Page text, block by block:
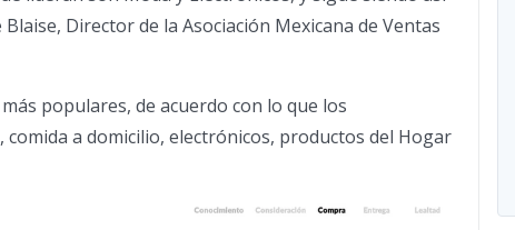
Director de la Asociación Mexicana de Ventas
populares, de acuerdo con lo que los
comida a domicilio, electrónicos, productos del Hogar